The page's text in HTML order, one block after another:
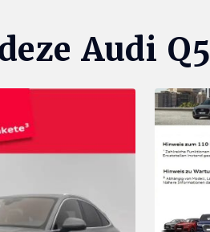
Audi Q5